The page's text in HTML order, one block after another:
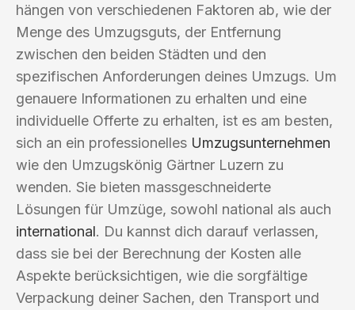
hängen von verschiedenen Faktoren ab, wie der
Menge des Umzugsguts, der Entfernung
zwischen den beiden Städten und den
spezifischen Anforderungen deines Umzugs. Um
genauere Informationen zu erhalten und eine
individuelle Offerte zu erhalten, ist es am besten,
sich an ein professionelles Umzugsunternehmen
wie den Umzugskönig Gärtner Luzern zu
wenden. Sie bieten massgeschneiderte
Lösungen für Umzüge, sowohl national als auch
international. Du kannst dich darauf verlassen,
dass sie bei der Berechnung der Kosten alle
Aspekte berücksichtigen, wie die sorgfältige
Verpackung deiner Sachen, den Transport und